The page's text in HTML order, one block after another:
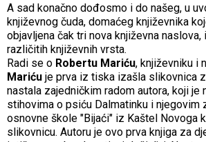
A sad konačno dođosmo i do našeg, u
književnog čuda, domaćeg književnika
objavljena čak tri nova književna
različitih književnih vrsta.
Radi se o Robertu Mariću, književniku i
Mariću je prva iz tiska izašla slikovnica
nastala zajedničkim radom autora, koji je
stihovima o psiću Dalmatinku i njegovim
osnovne škole "Bijaći" iz Kaštel Novoga
slikovnicu. Autoru je ovo prva knjiga za